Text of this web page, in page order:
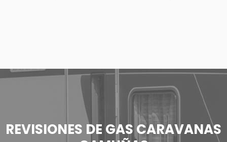
REVISIONES DE GAS CARAVANAS